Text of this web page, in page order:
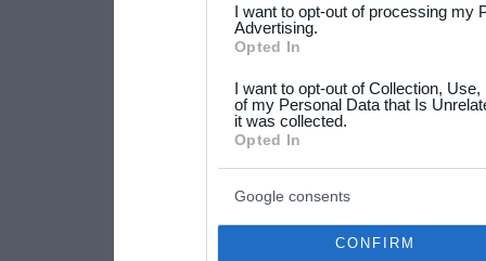
not limited to your visit or
grant or deny consent to
your data for below
consent section.
I want to opt-out of processing my
Advertising.
Opted In
I want to opt-out of Collection,
of my Personal Data that Is
it was collected.
Opted In
Google consents
CONFIRM